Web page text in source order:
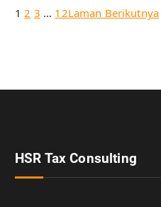
1 2 3 … 12Laman Berikutnya
HSR Tax Consulting